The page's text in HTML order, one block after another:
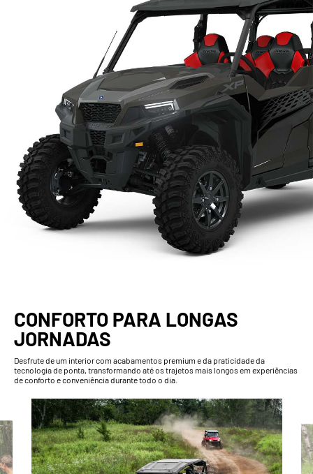
CONFORTO PARA LONGAS
JORNADAS
Desfrute de um interior com acabamentos premium e da praticidade da
tecnologia de ponta, transformando até os trajetos mais longos em experiências
de conforto e conveniência durante todo o dia.